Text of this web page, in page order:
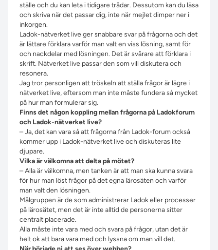
ställe och du kan leta i tidigare trådar. Dessutom kan du läsa
och skriva när det passar dig, inte när mejlet dimper ner i
inkorgen.
Ladok-nätverket live ger snabbare svar på frågorna och det
är lättare förklara varför man valt en viss lösning, samt för
och nackdelar med lösningen. Det är svårare att förklara i
skrift. Nätverket live passar den som vill diskutera och
resonera.
Jag tror personligen att tröskeln att ställa frågor är lägre i
nätverket live, eftersom man inte måste fundera så mycket
på hur man formulerar sig.
Finns det någon koppling mellan frågorna på Ladokforum
och Ladok-nätverket live?
– Ja, det kan vara så att frågorna från Ladok-forum också
kommer upp i Ladok-nätverket live och diskuteras lite
djupare.
Vilka är välkomna att delta på mötet?
– Alla är välkomna, men tanken är att man ska kunna svara
för hur man löst frågor på det egna lärosäten och varför
man valt den lösningen.
Målgruppen är de som administrerar Ladok eller processer
på lärosätet, men det är inte alltid de personerna sitter
centralt placerade.
Alla måste inte vara med och svara på frågor, utan det är
helt ok att bara vara med och lyssna om man vill det.